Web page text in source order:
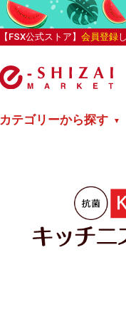
【FSX公式ストア】 会員登録
カテゴリーから探す ▼